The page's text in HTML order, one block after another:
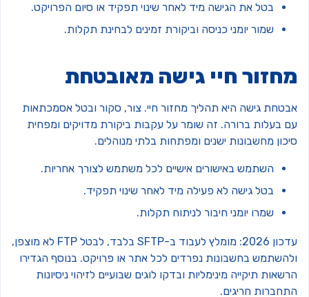
בטל את הגישה מיד לאחר שינוי תפקיד או סיום הפרויקט.
שמור יומני כניסה וביקורת זמינים לבחינת תקלות.
חיי גישה מאובטחת
גישה היא תהליך מחזור חיי. צור, סקור ובטל אסמכתאות
בעלות ברורה. זה שומר על עקבות ביקורת מדויקים ומפחית
מחשבונות ישנים ומפתחות בלתי מנוהלים.
השתמש באישורים אישיים לכל משתמש לצורך אחריות.
בטל גישה לא פעילה מיד לאחר שינוי תפקיד.
שמרו יומני חיבור לניתוח תקלות.
עדכון 2026: מומלץ לעבוד ב-SFTP בלבד, לבטל FTP לא מוצפן,
בחשבונות נפרדים לכל אתר או פרויקט. בנוסף הגדירו
תיקייה מינימליות ובדקו לוגים שבועיים לזיהוי ניסיונות
חריגים.